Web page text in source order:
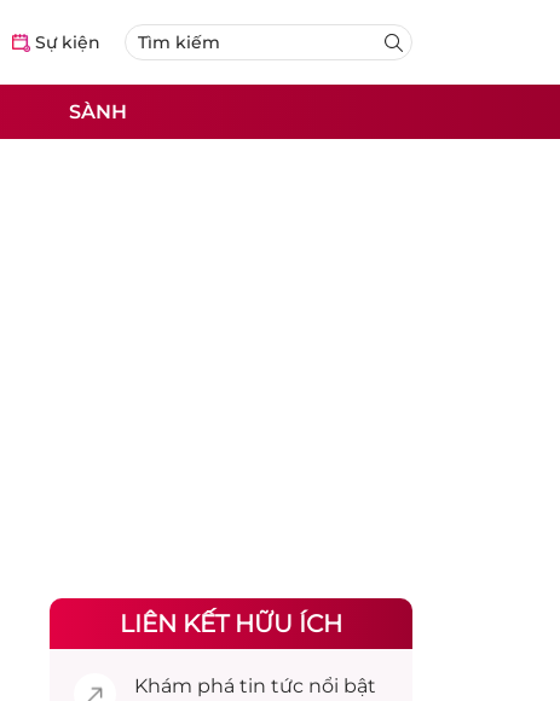
Sự kiện
SÀNH
LIÊN KẾT HỮU ÍCH
Khám phá tin tức nổi bật